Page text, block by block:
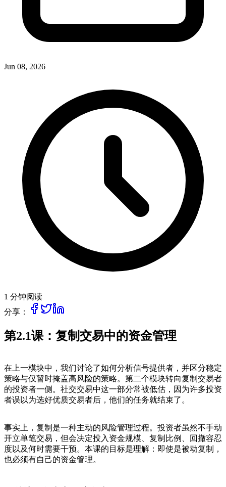
Jun 08, 2026
1 分钟阅读
分享：
第2.1课：复制交易中的资金管理
在上一模块中，我们讨论了如何分析信号提供者，并区分稳定
策略与仅暂时掩盖高风险的策略。第二个模块转向复制交易者
的投资者一侧。社交交易中这一部分常被低估，因为许多投资
者误以为选好优质交易者后，他们的任务就结束了。
事实上，复制是一种主动的风险管理过程。投资者虽然不手动
开立单笔交易，但会决定投入资金规模、复制比例、回撤容忍
度以及何时需要干预。本课的目标是理解：即使是被动复制，
也必须有自己的资金管理。